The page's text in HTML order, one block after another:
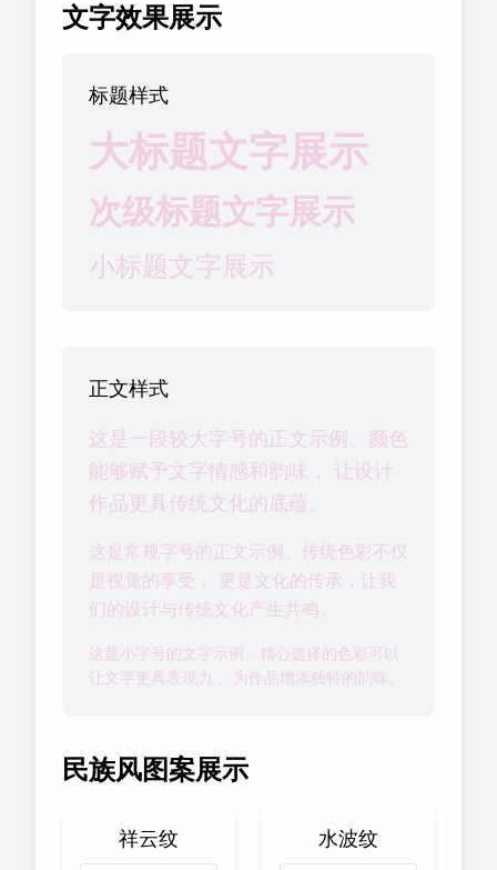
文字效果展示
标题样式
大标题文字展示
次级标题文字展示
小标题文字展示
正文样式
这是一段较大字号的正文示例。颜色
能够赋予文字情感和韵味， 让设计
作品更具传统文化的底蕴。
这是常规字号的正文示例。传统色彩不仅
是视觉的享受， 更是文化的传承，让我
们的设计与传统文化产生共鸣。
这是小字号的文字示例。精心选择的色彩可以
让文字更具表现力， 为作品增添独特的韵味。
民族风图案展示
祥云纹 水波纹